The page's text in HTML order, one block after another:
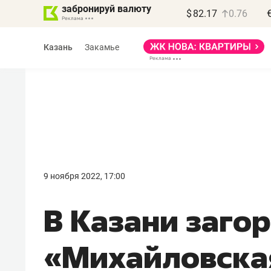
забронируй валюту $ 82.17 0.76
Казань Закамье
9 ноября 2022, 17:00
В Казани